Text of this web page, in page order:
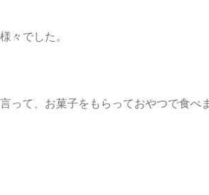
々でした。
って、お菓子をもらっておやつで食べ